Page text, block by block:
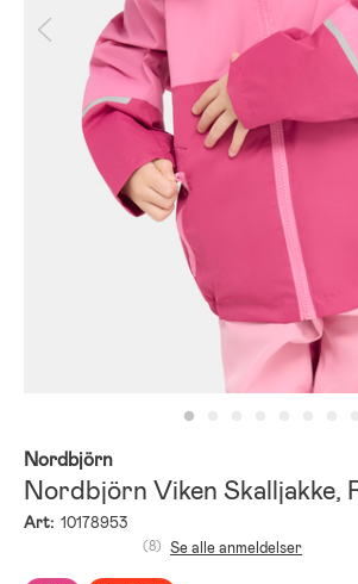
Nordbjörn
Nordbjörn Viken Skalljakke,
Art: 10178953
(8) Se alle anmeldelser